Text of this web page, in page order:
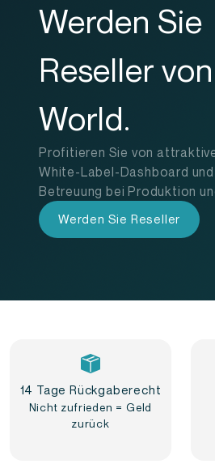
Werden Sie
Reseller
World.
Profitieren Sie von
White-Label-Dashboard und
Betreuung bei Produktion
Werden Sie Reseller
14 Tage Rückgaberecht
Nicht zufrieden = Geld
zurück